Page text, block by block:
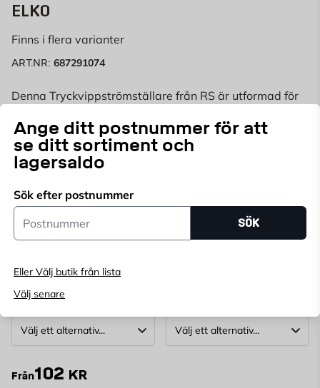
Ange ditt postnummer för att
se ditt sortiment och
lagersaldo
Sök efter postnummer
Postnummer
SÖK
Eller Välj butik från lista
Välj senare
ELKO
Finns i flera varianter
ART.NR: 687291074
Denna Tryckvippströmställare från RS är utformad för
högkvalitativ termoplast, erbjuder enheten en hållbar
och pålitlig lösning för dina elinstallationsbehov.
Läs mer
Endast online
Angepostnummer
FÄRG:
MODELL:
Från102 KR